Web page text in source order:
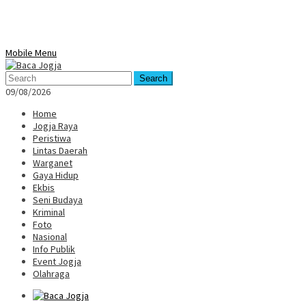
Mobile Menu
Search
09/08/2026
Home
Jogja Raya
Peristiwa
Lintas Daerah
Warganet
Gaya Hidup
Ekbis
Seni Budaya
Kriminal
Foto
Nasional
Info Publik
Event Jogja
Olahraga